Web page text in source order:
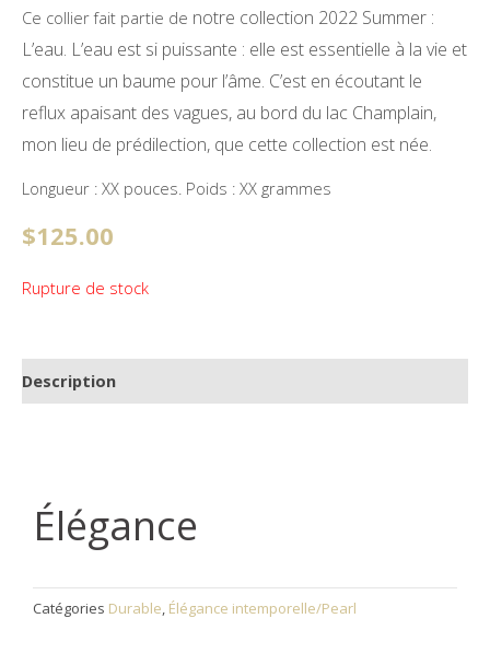
Ce collier fait partie de notre collection 2022 Summer :
L’eau. L’eau est si puissante : elle est essentielle à la vie et
constitue un baume pour l’âme. C’est en écoutant le
reflux apaisant des vagues, au bord du lac Champlain,
mon lieu de prédilection, que cette collection est née.
Longueur : XX pouces. Poids : XX grammes
$125.00
Rupture de stock
Description
Élégance
Catégories Durable, Élégance intemporelle/Pearl